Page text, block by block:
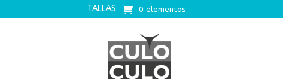
TALLAS 0 elementos